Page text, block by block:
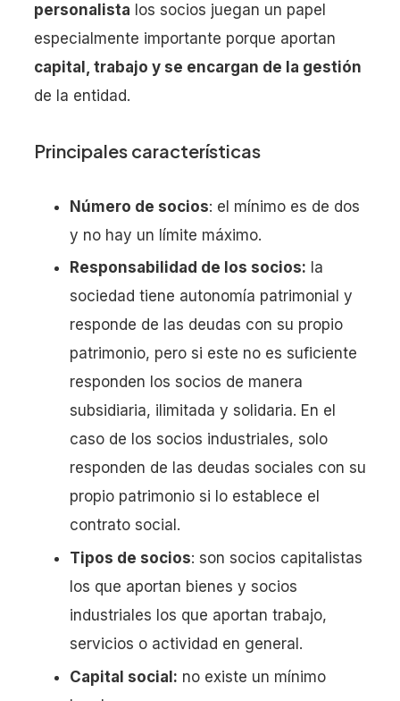
personalista los socios juegan un papel
especialmente importante porque aportan
capital, trabajo y se encargan de la gestión
de la entidad.
Principales características
Número de socios: el mínimo es de dos
y no hay un límite máximo.
Responsabilidad de los socios: la
sociedad tiene autonomía patrimonial y
responde de las deudas con su propio
patrimonio, pero si este no es suficiente
responden los socios de manera
subsidiaria, ilimitada y solidaria. En el
caso de los socios industriales, solo
responden de las deudas sociales con su
propio patrimonio si lo establece el
contrato social.
Tipos de socios: son socios capitalistas
los que aportan bienes y socios
industriales los que aportan trabajo,
servicios o actividad en general.
Capital social: no existe un mínimo